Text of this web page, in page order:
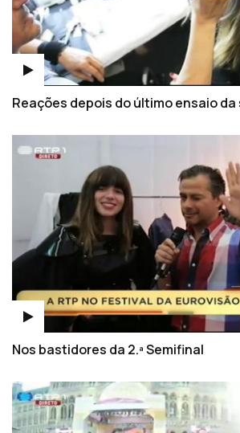
Reações depois do último ensaio
Nos bastidores da 2.ª Semifinal